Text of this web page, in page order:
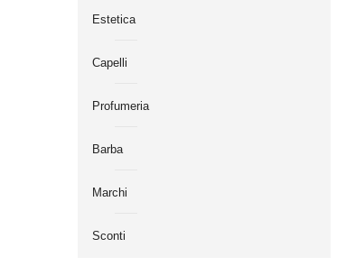
Estetica
Capelli
Profumeria
Barba
Marchi
Sconti